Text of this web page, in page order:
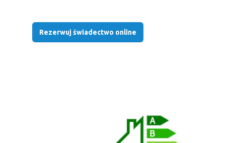
Rezerwuj świadectwo online